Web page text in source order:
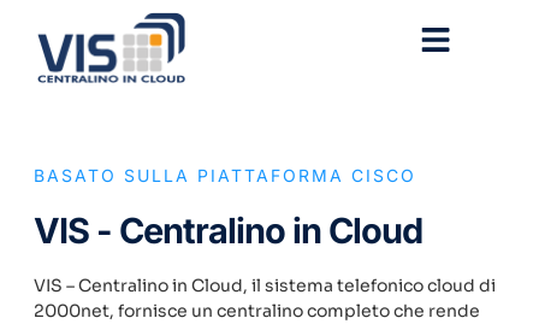
BASATO SULLA PIATTAFORMA CISCO
VIS - Centralino in Cloud
VIS – Centralino in Cloud, il sistema telefonico cloud di
2000net, fornisce un centralino completo che rende